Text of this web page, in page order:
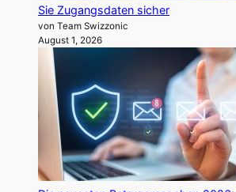
Sie Zugangsdaten sicher
von Team Swizzonic
August 1, 2026